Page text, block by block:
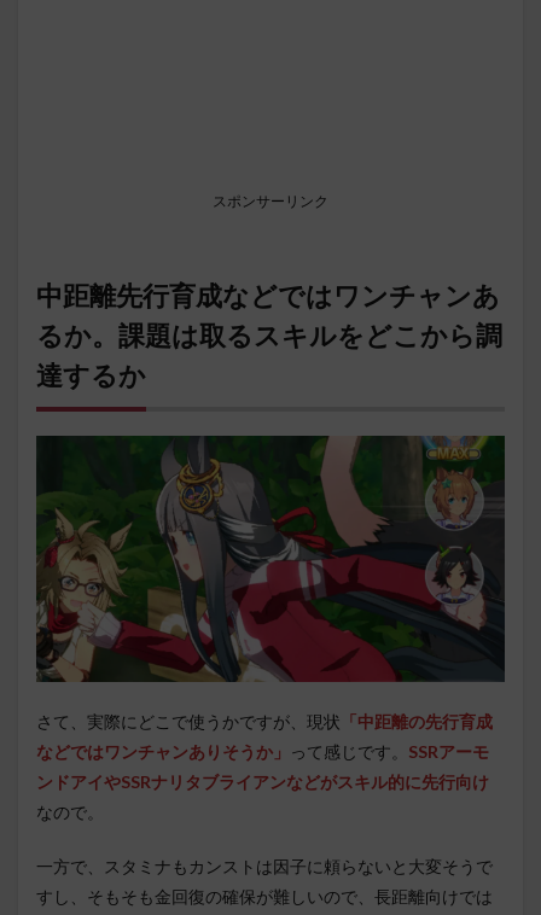
スポンサーリンク
中距離先行育成などではワンチャンあ
るか。課題は取るスキルをどこから調
達するか
さて、実際にどこで使うかですが、現状 「中距離の先行育成
などではワンチャンありそうか」 って感じです。 SSRアーモ
ンドアイやSSRナリタブライアンなどがスキル的に先行向け
なので。
一方で、スタミナもカンストは因子に頼らないと大変そうで
すし、そもそも金回復の確保が難しいので、長距離向けでは